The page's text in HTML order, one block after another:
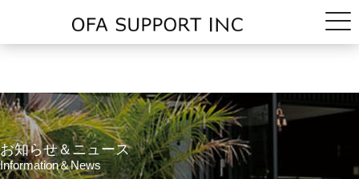
お知らせ＆ニュース
Information＆News